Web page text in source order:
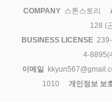
COMPANY 스톤스토리
128 (
BUSINESS LICENSE
4-
이메일
1010
개인정보 보